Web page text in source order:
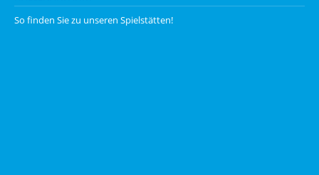
So finden Sie zu unseren Spielstätten!